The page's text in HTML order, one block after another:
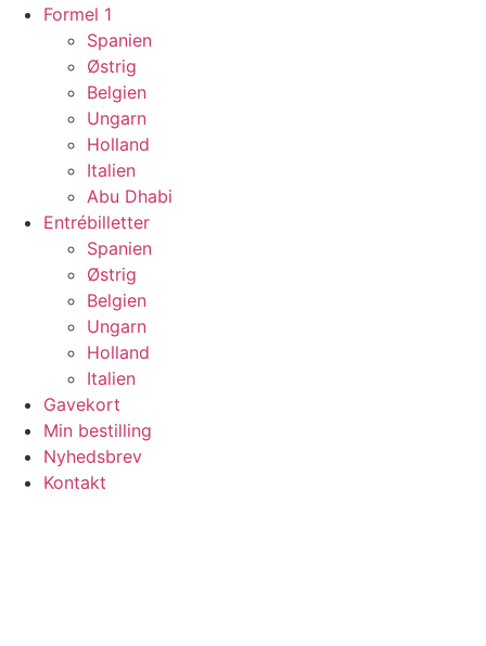
Formel 1
Spanien
Østrig
Belgien
Ungarn
Holland
Italien
Abu Dhabi
Entrébilletter
Spanien
Østrig
Belgien
Ungarn
Holland
Italien
Gavekort
Min bestilling
Nyhedsbrev
Kontakt